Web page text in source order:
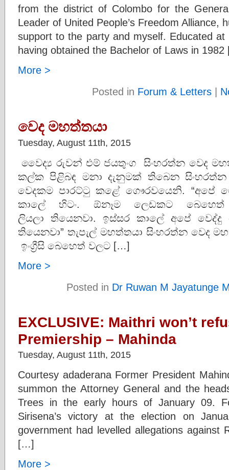
from the district of Colombo for the
Leader of United People’s Freedom Alliance,
support to the party and myself. Educated at
having obtained the Bachelor of Laws in
More >
Posted in Forum & Letters|
වෙද මහත්තයා
Tuesday, August 11th, 2015
වෛද්‍ය රුවන් එම් ජයතුංග සිංහරත්න වෙද
කල්ක පිළිබඳ මනා දැනුමක් තිබෙන
වෙදකම පාරට්ටු කළේ ගෞරවයෙනි. “අපේ
කාලේ හිටං. ඕනෑම ලෙඩකට
ලියලා තියෙනවා. ඉස්සර කාලේ අපේ
තියෙනවා” තැපැල් මහත්තයා සිංහරත්න වෙද
ඉංග්‍රීසි බෙහෙත් වලට […]
More >
Posted in Dr Ruwan M Jayatunge
EXCLUSIVE: Maithri won’t
Premiership – Mahinda
Tuesday, August 11th, 2015
Courtesy adaderana Former President
summon the Attorney General and the
Trees in the early hours of January 09.
Sirisena’s victory at the election on
government had levelled allegations against
[…]
More >